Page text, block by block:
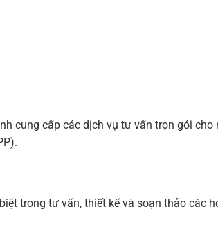
cung cấp các dịch vụ tư vấn trọn gói cho
trong tư vấn, thiết kế và soạn thảo các